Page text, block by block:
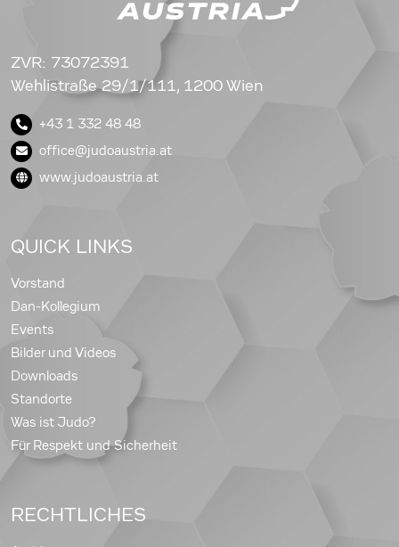
ZVR: 73072391
Wehlistraße 29/1/111, 1200 Wien
+43 1 332 48 48
office@judoaustria.at
www.judoaustria.at
QUICK LINKS
Vorstand
Dan-Kollegium
Events
Bilder und Videos
Downloads
Standorte
Was ist Judo?
Für Respekt und Sicherheit
RECHTLICHES